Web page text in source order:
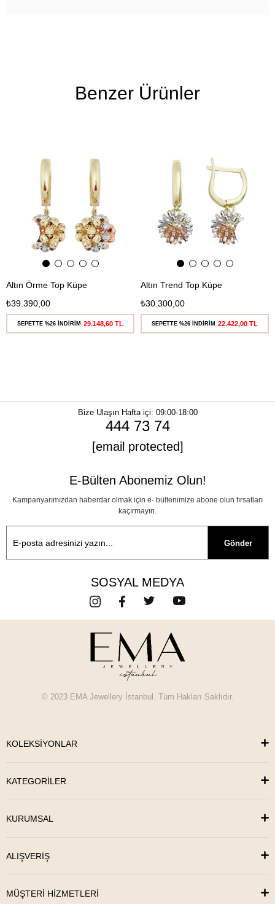
Benzer Ürünler
Altın Örme Top Küpe
₺39.390,00
Ücretsiz
SEPETTE %26 İNDİRİM 29.148,60 TL
Altın Trend Top Küpe
₺30.300,00
Kargo
SEPETTE %26 İNDİRİM 22.422,00 TL
Bize Ulaşın
444 73 74
[email protected]
Hafta içi: 09:00-18:00
E-Bülten Abonemiz Olun!
Kampanyarımızdan haberdar olmak için e- bültenimize abone olun fırsatları
kaçırmayın.
Gönder
SOSYAL MEDYA
© 2023 EMA Jewellery İstanbul. Tüm Hakları Saklıdır.
KOLEKSİYONLAR
KATEGORİLER
KURUMSAL
ALIŞVERİŞ
MÜŞTERİ HİZMETLERİ